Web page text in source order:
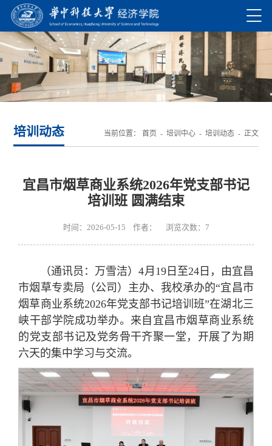
培训动态 当前位置： 首页 - 培训中心- 培训动态- 正文
宜昌市烟草商业系统2026年党支部书记
培训班 圆满结束
时间：2026-05-15 作者： 浏览次数： 7
（通讯员：万雪洁）4月19日至24日，由宜昌
市烟草专卖局（公司）主办、我校承办的“宜昌市
烟草商业系统2026年党支部书记培训班”在湖北三
峡干部学院成功举办。来自宜昌市烟草商业系统
的党支部书记及党务骨干齐聚一堂，开展了为期
六天的集中学习与交流。